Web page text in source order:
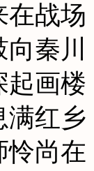
在战
向秦
起画
满红
怜尚